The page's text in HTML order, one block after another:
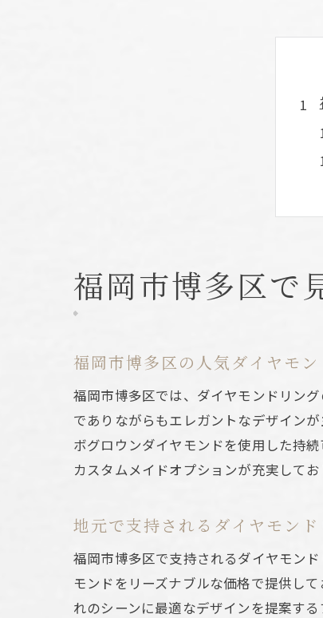
福岡市博多区で
福岡市博多区の人気ダイヤモ
福岡市博多区では、ダイヤモンドリン
でありながらもエレガントなデザイン
ボグロウンダイヤモンドを使用した持
カスタムメイドオプションが充実して
地元で支持されるダイヤモン
福岡市博多区で支持されるダイヤモン
モンドをリーズナブルな価格で提供し
れのシーンに最適なデザインを提案す